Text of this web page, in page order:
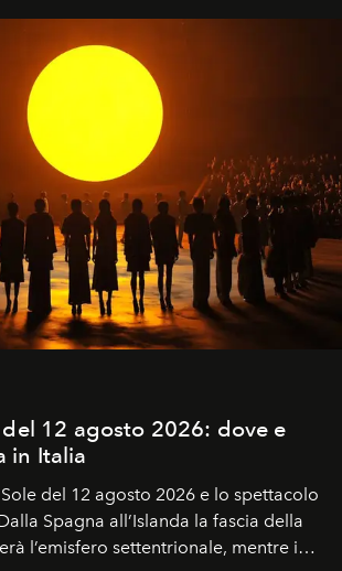
del 12 agosto 2026: dove e
in Italia
Sole del 12 agosto 2026 e lo spettacolo
Spagna all’Islanda la fascia della
l’emisfero settentrionale, mentre in